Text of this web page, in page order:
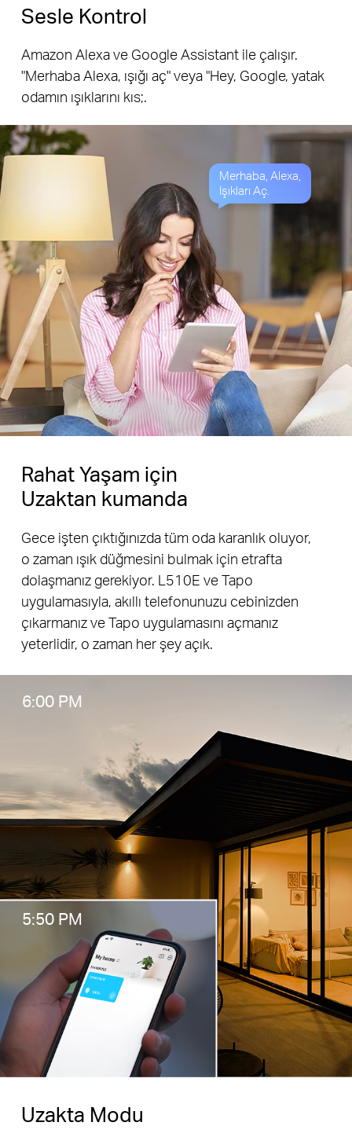
Merhaba, Alexa,
Işıkları Aç.
Sesle Kontrol
Amazon Alexa ve Google Assistant ile çalışır.
"Merhaba Alexa, ışığı aç" veya "Hey, Google, yatak
odamın ışıklarını kıs;.
6:00 PM
5:50 PM
Rahat Yaşam için
Uzaktan kumanda
Gece işten çıktığınızda tüm oda karanlık oluyor,
o zaman ışık düğmesini bulmak için etrafta
dolaşmanız gerekiyor. L510E ve Tapo
uygulamasıyla, akıllı telefonunuzu cebinizden
çıkarmanız ve Tapo uygulamasını açmanız
yeterlidir, o zaman her şey açık.
Uzakta Modu